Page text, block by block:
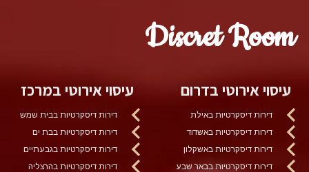
Discret Room
עיסוי אירוטי בדרום
דירות דיסקרטיות באילת
דירות דיסקרטיות באשדוד
דירות דיסקרטיות באשקלון
דירות דיסקרטיות בבאר שבע
עיסוי אירוטי במרכז
דירות דיסקרטיות בבית שמש
דירות דיסקרטיות בבת ים
דירות דיסקרטיות בגבעתיים
דירות דיסקרטיות בהרצליה